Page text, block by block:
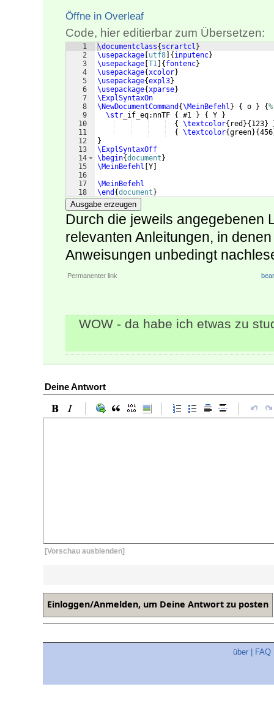
Öffne in Overleaf
Code, hier editierbar zum Übersetzen:
1
2
3
4
5
6
7
8
9
10
11
12
13
14
15
16
17
18
\documentclass{ scrartcl }
\usepackage utf8 { inputenc}
\usepackage T1 { fontenc}
\usepackage{xcolor}
\usepackage{expl3}
\usepackage{xparse}
\ExplSyntaxOn
\NewDocumentCommand {\MeinBefehl } { o } {%
\str _if_eq:nnTF { #1 } { Y
}
{
\textcolor{ red }{ 123}
{
\textcolor{green}{456
}
\ExplSyntaxOff
\begin{document }
\MeinBefehl Y
\MeinBefehl
\end {document }
Ausgabe erzeugen
Durch die jeweils angegebenen
relevanten Anleitungen, in
Anweisungen unbedingt
Permanenter link
WOW - da habe ich etwas zu
Deine Antwort
[Vorschau ausblenden]
über FAQ